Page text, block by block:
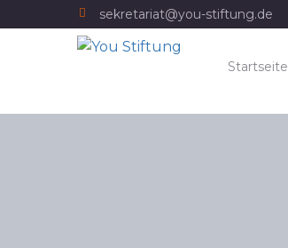
sekretariat@you-stiftung.de
Startseite